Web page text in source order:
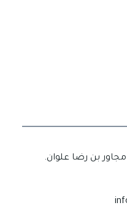
مجاور بن رضا علوان.